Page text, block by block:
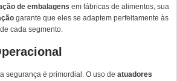
de embalagens em fábricas de alimentos, sua
garante que eles se adaptem perfeitamente às
cada segmento.
segurança é primordial. O uso de atuadores